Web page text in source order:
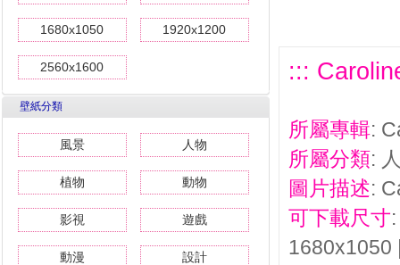
1680x1050 1920x1200
2560x1600
壁紙分類
風景 人物
植物 動物
影視 遊戲
動漫 設計
:::
所屬專輯:
所屬分類:
圖片描述:
可下載尺寸
1680x1050